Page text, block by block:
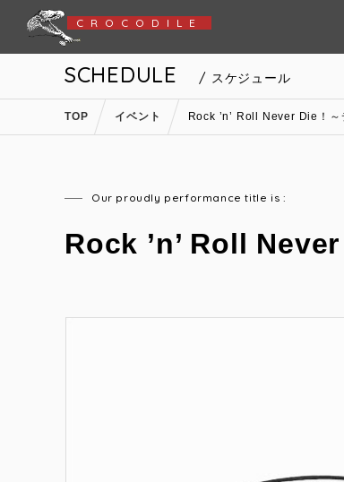
CROCODILE
SCHEDULE / スケジュール
TOP イベント Rock ’n’ Roll Never Die！～
Our proudly performance title is :
Rock ’n’ Roll